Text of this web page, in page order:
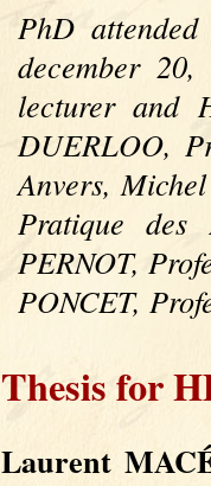
PhD
december
lecturer and
DUERLOO,
Anvers,
Pratique des
PERNOT,
PONCET,
Thesis for
Laurent